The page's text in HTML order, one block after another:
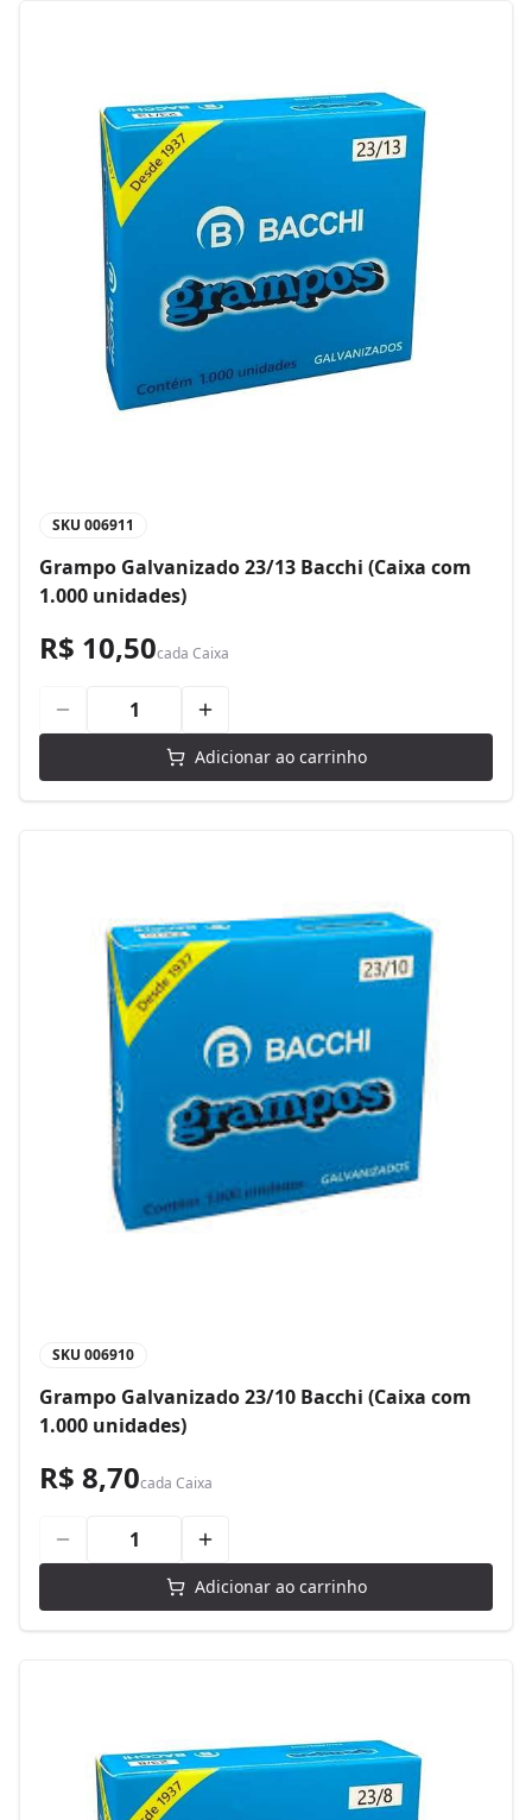
SKU 006911
Grampo Galvanizado 23/13 Bacchi (Caixa com
1.000 unidades)
R$ 10,50cada Caixa
Adicionar ao carrinho
SKU 006910
Grampo Galvanizado 23/10 Bacchi (Caixa com
1.000 unidades)
R$ 8,70cada Caixa
Adicionar ao carrinho